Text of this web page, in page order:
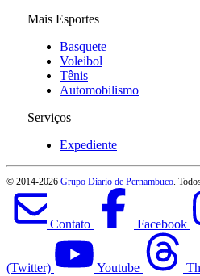
Mais Esportes
Basquete
Voleibol
Tênis
Automobilismo
Serviços
Expediente
© 2014-2026 Grupo Diario de Pernambuco.
Contato Facebook
(Twitter) Youtube